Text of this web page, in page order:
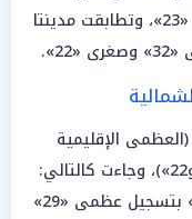
وسجلت «الزقازيق» عظمى «33» وصغرى «23»، وتطابقت مدينتا
الإقليمية
شرقًا وغربًا بين «30 و32» والصغرى «21 و22»)، وجاءت كالتالي:
تطابقت مدينتا «الإسكندرية» و«العلمين» بتسجيل عظمى «29»